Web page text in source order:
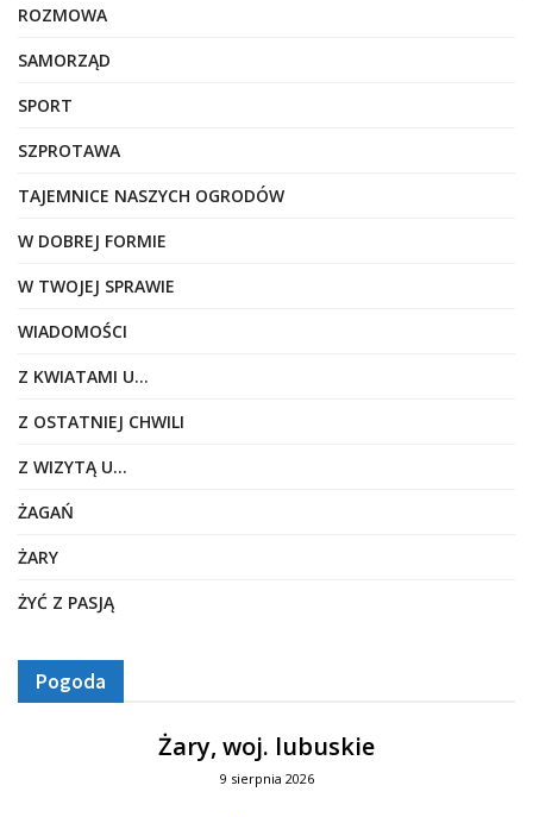
ROZMOWA
SAMORZĄD
SPORT
SZPROTAWA
TAJEMNICE NASZYCH OGRODÓW
W DOBREJ FORMIE
W TWOJEJ SPRAWIE
WIADOMOŚCI
Z KWIATAMI U…
Z OSTATNIEJ CHWILI
Z WIZYTĄ U…
ŻAGAŃ
ŻARY
ŻYĆ Z PASJĄ
Pogoda
Żary, woj. lubuskie
9 sierpnia 2026